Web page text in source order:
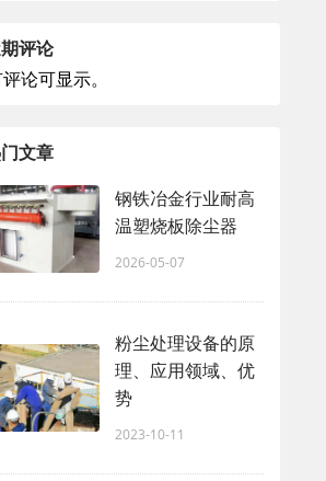
评论
论可显示。
文章
钢铁冶金行业耐高
温塑烧板除尘器
2026-05-07
粉尘处理设备的原
理、应用领域、优
势
2023-10-11